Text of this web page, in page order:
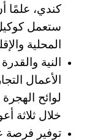
كندي، علمًا
ستعمل كوكيل
المحلية
النية
الأعمال
لوائح
خلال ثلاثة
توفير فرصة